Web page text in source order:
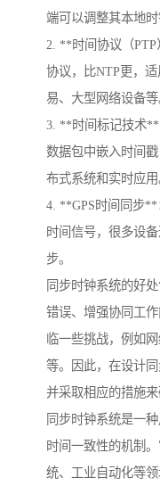
端可以调整其本地
2. **时间协议（
协议，比NTP更，
易、大型网络设备等
3. **时间标记技术
数据包中嵌入时间
布式系统和实时应用
4. **GPS时间同步**
时间信号，很多设
步。
同步时钟系统的好
错误、增强协同工
临一些挑战，例如
等。因此，在设计
并采取相应的措施来
同步时钟系统是一
时间一致性的机制
统、工业自动化等